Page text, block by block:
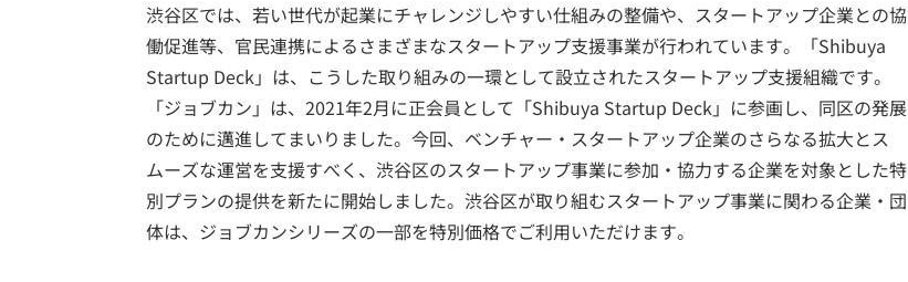
渋谷区では、若い世代が起業にチャレンジしやすい仕組みの整備や、スタートアップ企業との協
働促進等、官民連携によるさまざまなスタートアップ支援事業が行われています。「Shibuya
Startup Deck」は、こうした取り組みの一環として設立されたスタートアップ支援組織です。
「ジョブカン」は、2021年2月に正会員として「Shibuya Startup Deck」に参画し、同区の発展
のために邁進してまいりました。今回、ベンチャー・スタートアップ企業のさらなる拡大とス
ムーズな運営を支援すべく、渋谷区のスタートアップ事業に参加・協力する企業を対象とした特
別プランの提供を新たに開始しました。渋谷区が取り組むスタートアップ事業に関わる企業・団
体は、ジョブカンシリーズの一部を特別価格でご利用いただけます。